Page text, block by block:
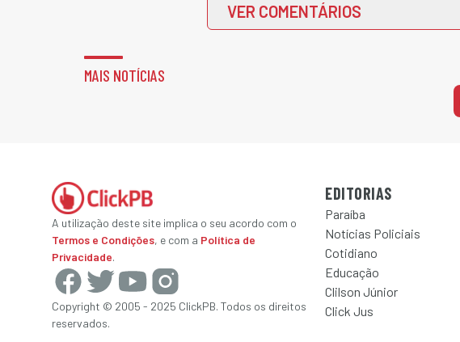
VER COMENTÁRIOS
MAIS NOTÍCIAS
A utilização deste site implica o seu acordo com o
Termos e Condições, e com a Política de
Privacidade.
Copyright © 2005 - 2025 ClickPB. Todos os direitos
reservados.
EDITORIAS
Paraíba
Notícias Policiais
Cotidiano
Educação
Clilson Júnior
Click Jus